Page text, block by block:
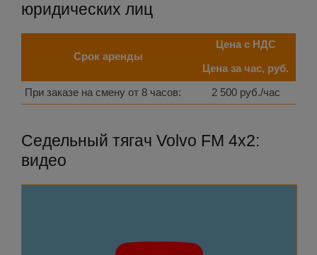
юридических лиц
Срок аренды
Цена с НДС
Цена за час, руб.
При заказе на смену от 8 часов:
2 500 руб./час
Седельный тягач Volvo FM 4x2:
видео